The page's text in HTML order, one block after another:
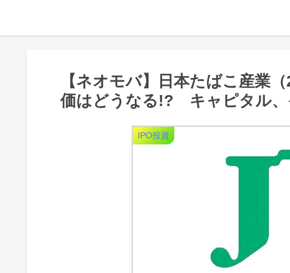
【ネオモバ】日本たばこ産業
価はどうなる!? キャピタル
IPO投資